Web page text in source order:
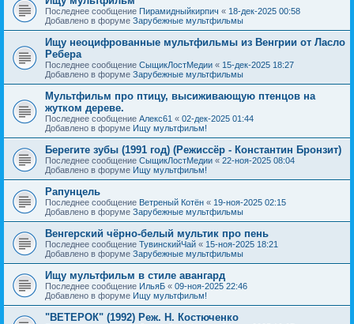
Последнее сообщение Пирамидныйкирпич « 18-дек-2025 00:58
Добавлено в форуме Зарубежные мультфильмы
Ищу неоцифрованные мультфильмы из Венгрии от Ласло
Ребера
Последнее сообщение СыщикЛостМедии « 15-дек-2025 18:27
Добавлено в форуме Зарубежные мультфильмы
Мультфильм про птицу, высиживающую птенцов на
жутком дереве.
Последнее сообщение Алекс61 « 02-дек-2025 01:44
Добавлено в форуме Ищу мультфильм!
Берегите зубы (1991 год) (Режиссёр - Константин Бронзит)
Последнее сообщение СыщикЛостМедии « 22-ноя-2025 08:04
Добавлено в форуме Ищу мультфильм!
Рапунцель
Последнее сообщение Ветреный Котён « 19-ноя-2025 02:15
Добавлено в форуме Зарубежные мультфильмы
Венгерский чёрно-белый мультик про пень
Последнее сообщение ТувинскийЧай « 15-ноя-2025 18:21
Добавлено в форуме Зарубежные мультфильмы
Ищу мультфильм в стиле авангард
Последнее сообщение ИльяБ « 09-ноя-2025 22:46
Добавлено в форуме Ищу мультфильм!
"ВЕТЕРОК" (1992) Реж. Н. Костюченко